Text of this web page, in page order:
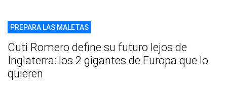
PREPARA LAS MALETAS
Cuti Romero define su futuro lejos de
Inglaterra: los 2 gigantes de Europa que lo
quieren